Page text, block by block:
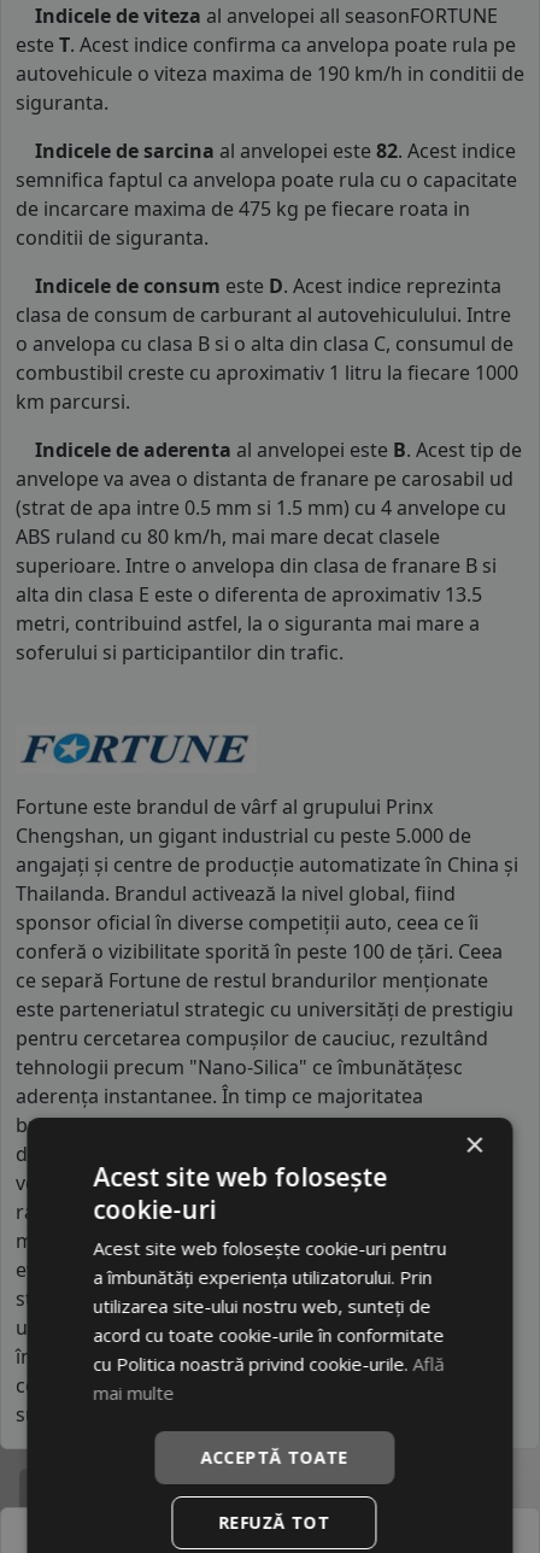
Indicele de viteza al anvelopei all seasonFORTUNE
este T. Acest indice confirma ca anvelopa poate rula pe
autovehicule o viteza maxima de 190 km/h in conditii de
siguranta.
Indicele de sarcina al anvelopei este 82. Acest indice
semnifica faptul ca anvelopa poate rula cu o capacitate
de incarcare maxima de 475 kg pe fiecare roata in
conditii de siguranta.
Indicele de consum este D. Acest indice reprezinta
clasa de consum de carburant al autovehiculului. Intre
o anvelopa cu clasa B si o alta din clasa C, consumul de
combustibil creste cu aproximativ 1 litru la fiecare 1000
km parcursi.
Indicele de aderenta al anvelopei este B. Acest tip de
anvelope va avea o distanta de franare pe carosabil ud
(strat de apa intre 0.5 mm si 1.5 mm) cu 4 anvelope cu
ABS ruland cu 80 km/h, mai mare decat clasele
superioare. Intre o anvelopa din clasa de franare B si
alta din clasa E este o diferenta de aproximativ 13.5
metri, contribuind astfel, la o siguranta mai mare a
soferului si participantilor din trafic.
Fortune este brandul de vârf al grupului Prinx
Chengshan, un gigant industrial cu peste 5.000 de
angajați și centre de producție automatizate în China și
Thailanda. Brandul activează la nivel global, fiind
sponsor oficial în diverse competiții auto, ceea ce îi
conferă o vizibilitate sporită în peste 100 de țări. Ceea
ce separă Fortune de restul brandurilor menționate
este parteneriatul strategic cu universități de prestigiu
pentru cercetarea compușilor de cauciuc, rezultând
tehnologii precum "Nano-Silica" ce îmbunătățesc
aderența instantanee. În timp ce majoritatea
brandurilor low-cost sunt generice, Fortune se
diferențiază prin specializarea în anvelope pentru
vehicule comerciale ușoare, unde carcasa lor
ranforsată oferă o rezistență la încărcare mult peste
media pieței. Designul lor este optimizat pentru
evacuarea rapidă a căldurii, prevenind degradarea
structurală la viteze mari. Fortune se poziționează ca
un brand tehnologizat, oferind o siguranță activă de
încredere și o precizie a direcției care imită
comportamentul anvelopelor din clasa medie
superioară.
Specificatii
×
Acest site web folosește
cookie-uri
Acest site web folosește cookie-uri pentru
a îmbunătăți experiența utilizatorului. Prin
utilizarea site-ului nostru web, sunteți de
acord cu toate cookie-urile în conformitate
cu Politica noastră privind cookie-urile.Află
mai multe
ACCEPTĂ TOATE
REFUZĂ TOT